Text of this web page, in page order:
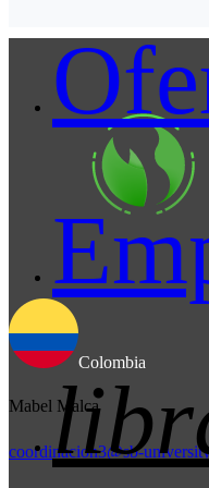
Colombia
Mabel Malca
coordinacion3@sb-